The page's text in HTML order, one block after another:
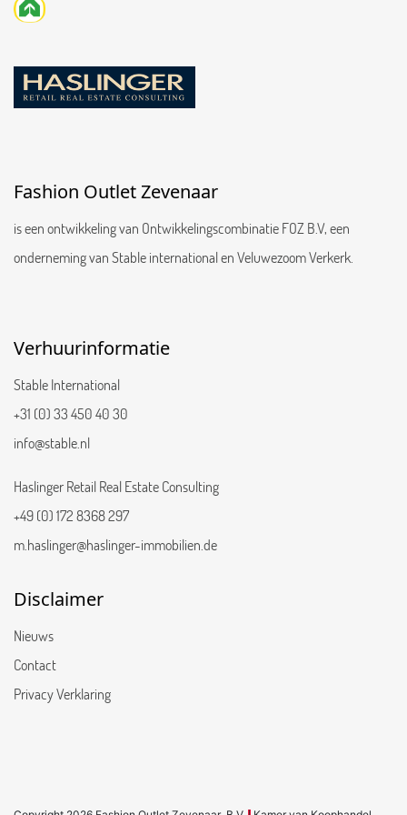
Fashion Outlet Zevenaar
is een ontwikkeling van Ontwikkelingscombinatie FOZ B.V, een
onderneming van Stable international en Veluwezoom Verkerk.
Verhuurinformatie
Stable International
+31 (0) 33 450 40 30
info@stable.nl
Haslinger Retail Real Estate Consulting
+49 (0) 172 8368 297
m.haslinger@haslinger-immobilien.de
Disclaimer
Nieuws
Contact
Privacy Verklaring